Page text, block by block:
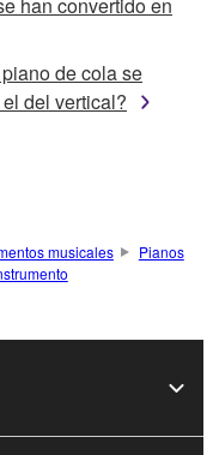
han convertido en
de cola se
del vertical?
musicales
Pianos